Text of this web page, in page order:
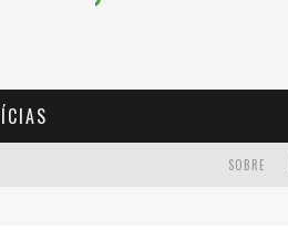
SOBRE